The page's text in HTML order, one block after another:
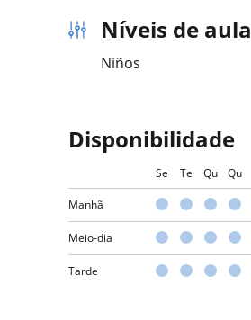
Níveis de aula
Niños
Disponibilidade
Se Te Qu Qu
Manhã
Meio-dia
Tarde